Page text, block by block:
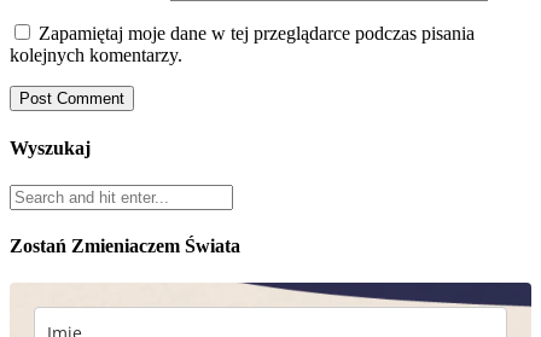
Zapamiętaj moje dane w tej przeglądarce podczas pisania
kolejnych komentarzy.
Wyszukaj
Zostań Zmieniaczem Świata